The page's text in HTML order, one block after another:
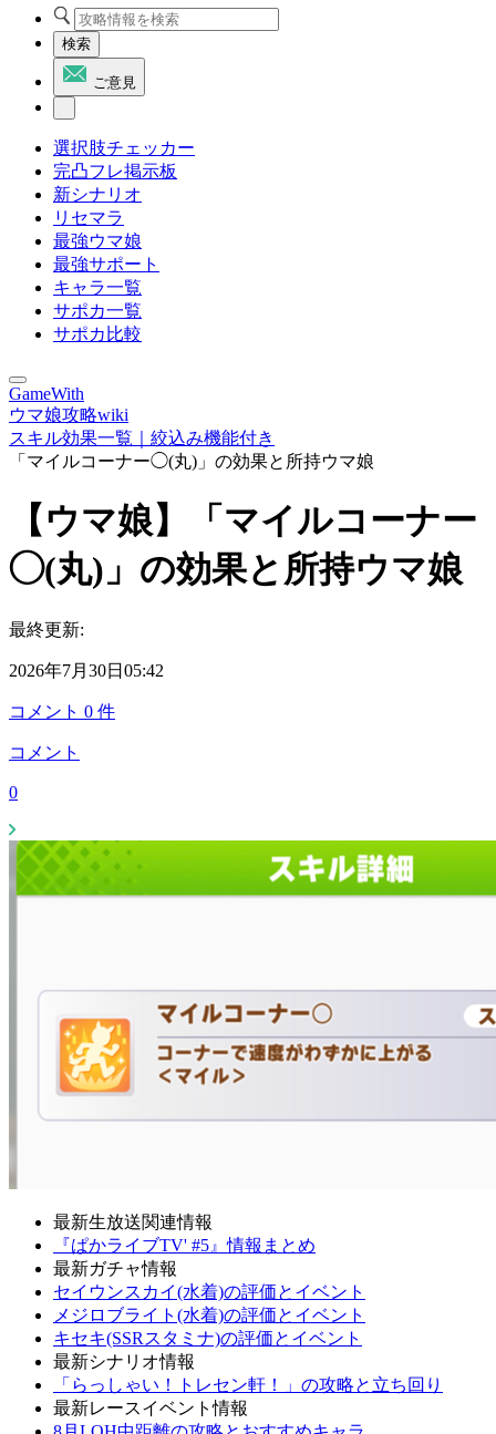
検索
ご意見
選択肢チェッカー
完凸フレ掲示板
新シナリオ
リセマラ
最強ウマ娘
最強サポート
キャラ一覧
サポカ一覧
サポカ比較
GameWith
ウマ娘攻略wiki
スキル効果一覧｜絞込み機能付き
「マイルコーナー◯(丸)」の効果と所持ウマ娘
【ウマ娘】「マイルコーナー
◯(丸)」の効果と所持ウマ娘
最終更新:
2026年7月30日05:42
コメント 0 件
コメント
0
最新生放送関連情報
『ぱかライブTV' #5』情報まとめ
最新ガチャ情報
セイウンスカイ(水着)の評価とイベント
メジロブライト(水着)の評価とイベント
キセキ(SSRスタミナ)の評価とイベント
最新シナリオ情報
「らっしゃい！トレセン軒！」の攻略と立ち回り
最新レースイベント情報